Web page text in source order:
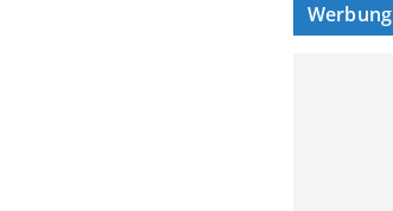
Werbung